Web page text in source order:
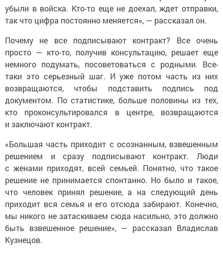
убыли в войска. Кто-то еще не доехал, ждет отправки,
так что цифра постоянно меняется», — рассказал он.
Почему не все подписывают контракт? Все очень
просто — кто-то, получив консультацию, решает еще
немного подумать, посоветоваться с родными. Все-
таки это серьезный шаг. И уже потом часть из них
возвращаются, чтобы подставить подпись под
документом. По статистике, больше половины из тех,
кто проконсультировался в центре, возвращаются
и заключают контракт.
«Большая часть приходит с осознанным, взвешенным
решением и сразу подписывают контракт. Люди
с женами приходят, всей семьей. Понятно, что такое
решение не принимается спонтанно. Но было и такое,
что человек принял решение, а на следующий день
приходит вся семья и его отсюда забирают. Конечно,
мы никого не затаскиваем сюда насильно, это должно
быть взвешенное решение», — рассказал Владислав
Кузнецов.